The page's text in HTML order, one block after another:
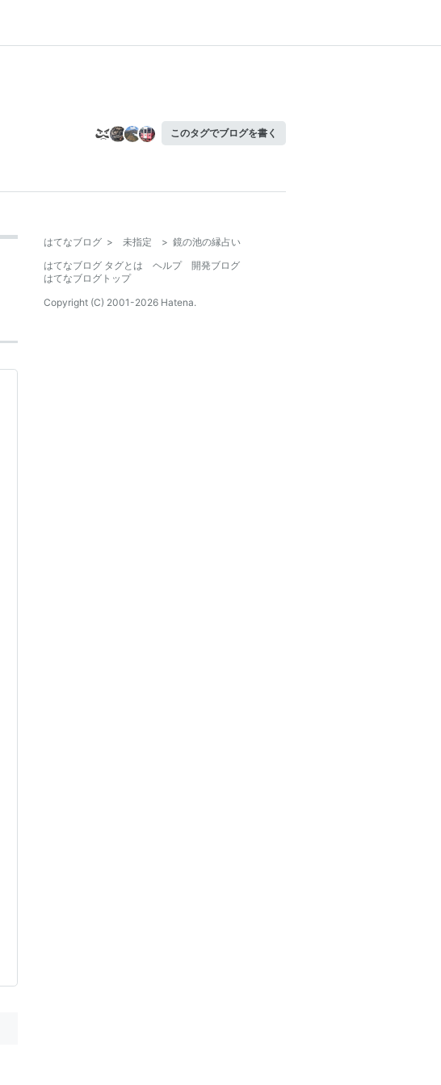
このタグでブログを書く
はてなブログ > 未指定 > 鏡の池の縁占い
はてなブログ タグとは
ヘルプ
開発ブログ
はてなブログトップ
Copyright (C) 2001-2026 Hatena.